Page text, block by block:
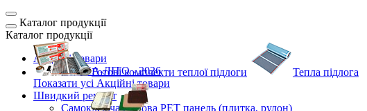
Каталог продукції
Каталог продукції
Акційні товари
ВЕСНА-ЛІТО - 2026
Показати усі Акційні товари
Швидкий ремонт
Самоклеюча стінова PET панель (плитка, рулон)
Готові комплекти теплої підлоги Тепла підлога